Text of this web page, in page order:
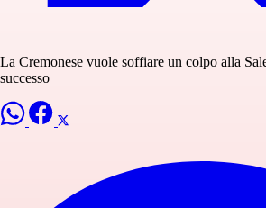
La Cremonese vuole soffiare un colpo alla
successo